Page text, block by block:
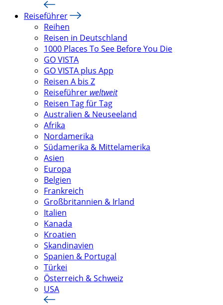
Reiseführer
Reihen
Reisen in Deutschland
1000 Places To See Before You Die
GO VISTA
GO VISTA plus App
Reisen A bis Z
Reiseführer weltweit
Reisen Tag für Tag
Australien & Neuseeland
Afrika
Nordamerika
Südamerika & Mittelamerika
Asien
Europa
Belgien
Frankreich
Großbritannien & Irland
Italien
Kanada
Kroatien
Skandinavien
Spanien & Portugal
Türkei
Österreich & Schweiz
USA